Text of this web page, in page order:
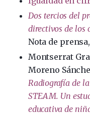
Dos tercios del
directivos de los
Nota de
Montserrat
Moreno
Radiografía de
STEAM. Un
educativa de